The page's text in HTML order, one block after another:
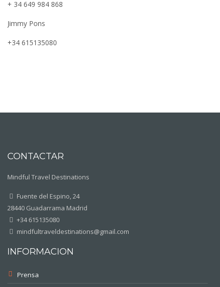
+ 34 649 984 868
Jimmy Pons
+34 615135080
CONTACTAR
Mindful Travel Destinations
Fuente del Espino, 24
28440 Guadarrama Madrid
+34 615135080
mindfultraveldestinations@gmail.com
INFORMACION
Prensa